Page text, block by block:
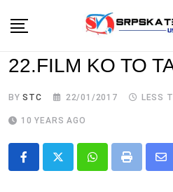
content
22.FILM KO TO
BYSTC 22/01/2017 LESS
10 YEARS AGO
Whatsapp
Print